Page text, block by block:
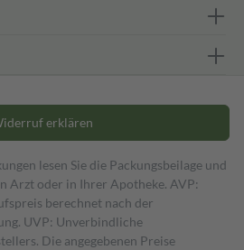
erklären
lesen Sie die Packungsbeilage und
Arzt oder in Ihrer Apotheke. AVP:
berechnet nach der
UVP: Unverbindliche
Die angegebenen Preise